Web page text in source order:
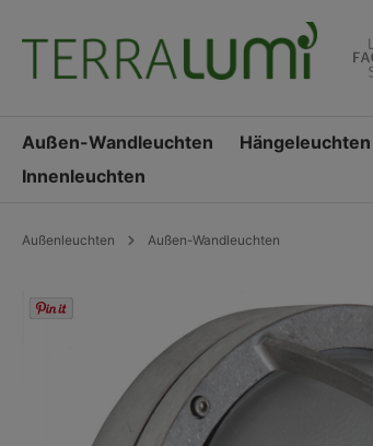
Zur Hauptnavigation springen
Außen-Wandleuchten
Innenleuchten
Außenleuchten Außen-Wandleuchten
Bildergalerie überspringen